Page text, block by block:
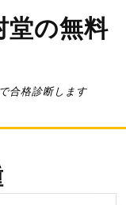
堂の無料
合格診断します